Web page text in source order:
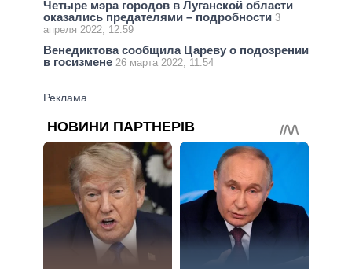
Четыре мэра городов в Луганской области
оказались предателями – подробности 3
апреля 2022, 12:59
Венедиктова сообщила Цареву о подозрении
в госизмене 26 марта 2022, 11:54